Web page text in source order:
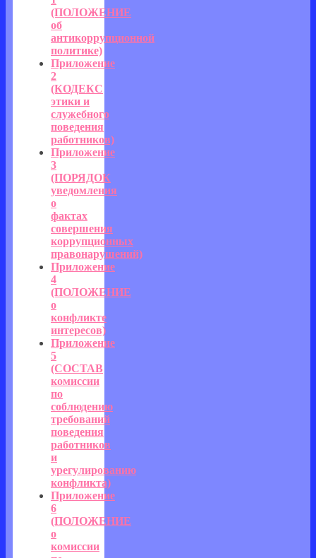
(ПОЛОЖЕНИЕ
об
антикоррупционной
политике)
Приложение
2
(КОДЕКС
этики и
служебного
поведения
работников)
Приложение
3
(ПОРЯДОК
уведомления
о
фактах
совершения
коррупционных
правонарушений)
Приложение
4
(ПОЛОЖЕНИЕ
о
конфликте
интересов)
Приложение
5
(СОСТАВ
комиссии
по
соблюдению
требований
поведения
работников
и
урегулированию
конфликта)
Приложение
6
(ПОЛОЖЕНИЕ
о
комиссии